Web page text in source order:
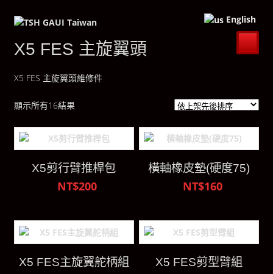
English
X5 FES 主旋翼頭
X5 FES 主旋翼頭維修件
顯示所有16結果
X5剪行臂推桿包
NT$200
橫軸橡皮墊(硬度75)
NT$160
X5 FES主旋翼舵柄組 X5 FES剪型臂組